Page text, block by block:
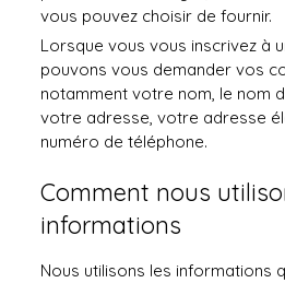
vous pouvez choisir de fournir.
Lorsque vous vous inscrivez à
pouvons vous demander vos
notamment votre nom, le nom
votre adresse, votre adresse
numéro de téléphone.
Comment nous
informations
Nous utilisons les informations